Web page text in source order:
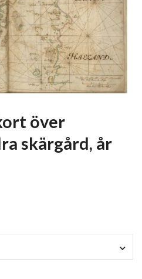
över
skärgård, år